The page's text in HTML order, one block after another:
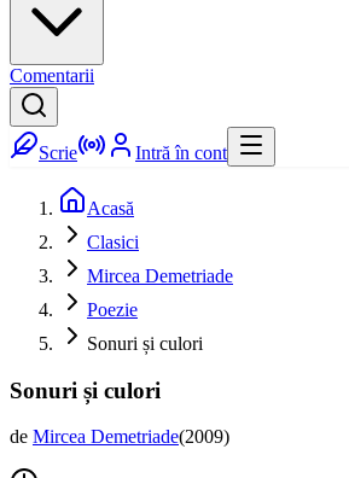
Comentarii
Scrie Intră în cont
Acasă
Clasici
Mircea Demetriade
Poezie
Sonuri și culori
Sonuri și culori
de Mircea Demetriade(2009)